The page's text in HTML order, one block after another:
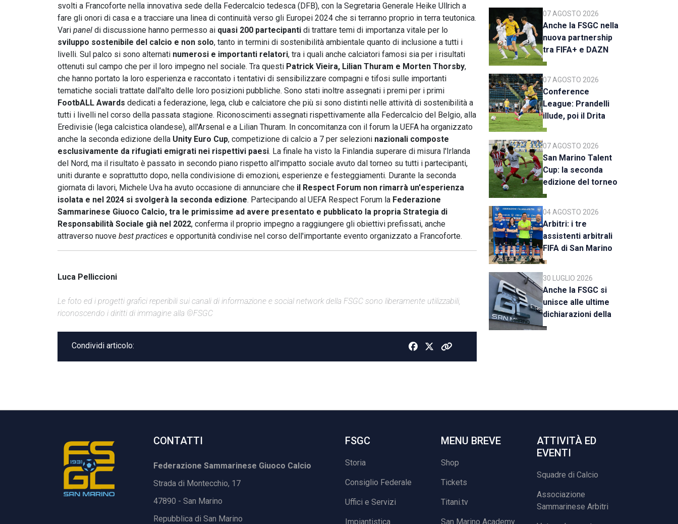
svolti a Francoforte nella innovativa sede della Federcalcio tedesca (DFB), con la Segretaria Generale Heike Ullrich a
fare gli onori di casa e a tracciare una linea di continuità verso gli Europei 2024 che si terranno proprio in terra teutonica.
Vari panel di discussione hanno permesso ai quasi 200 partecipanti di trattare temi di importanza vitale per lo
sviluppo sostenibile del calcio e non solo, tanto in termini di sostenibilità ambientale quanto di inclusione a tutti i
livelli. Sul palco si sono alternati numerosi e importanti relatori, tra i quali anche calciatori famosi sia per i risultati
ottenuti sul campo che per il loro impegno nel sociale. Tra questi Patrick Vieira, Lilian Thuram e Morten Thorsby,
che hanno portato la loro esperienza e raccontato i tentativi di sensibilizzare compagni e tifosi sulle importanti
tematiche sociali trattate dall'alto delle loro posizioni pubbliche. Sono stati inoltre assegnati i premi per i primi
FootbALL Awards dedicati a federazione, lega, club e calciatore che più si sono distinti nelle attività di sostenibilità a
tutti i livelli nel corso della passata stagione. Riconoscimenti assegnati rispettivamente alla Federcalcio del Belgio, alla
Eredivisie (lega calcistica olandese), all'Arsenal e a Lilian Thuram. In concomitanza con il forum la UEFA ha organizzato
anche la seconda edizione della Unity Euro Cup, competizione di calcio a 7 per selezioni nazionali composte
esclusivamente da rifugiati emigrati nei rispettivi paesi. La finale ha visto la Finlandia superare di misura l'Irlanda
del Nord, ma il risultato è passato in secondo piano rispetto all'impatto sociale avuto dal torneo su tutti i partecipanti,
uniti durante e soprattutto dopo, nella condivisione di emozioni, esperienze e festeggiamenti. Durante la seconda
giornata di lavori, Michele Uva ha avuto occasione di annunciare che il Respect Forum non rimarrà un'esperienza
isolata e nel 2024 si svolgerà la seconda edizione. Partecipando al UEFA Respect Forum la Federazione
Sammarinese Giuoco Calcio, tra le primissime ad avere presentato e pubblicato la propria Strategia di
Responsabilità Sociale già nel 2022, conferma il proprio impegno a raggiungere gli obiettivi prefissati, anche
attraverso nuove best practices e opportunità condivise nel corso dell'importante evento organizzato a Francoforte.
Luca Pelliccioni
Le foto ed i progetti grafici reperibili sui canali di informazione e social network della FSGC sono liberamente utilizzabili,
riconoscendo i diritti di immagine alla ©FSGC
Condividi articolo:
07 AGOSTO 2026
Anche la FSGC nella
nuova partnership
tra FIFA+ e DAZN
07 AGOSTO 2026
Conference
League: Prandelli
illude, poi il Drita
esce alla distanza
07 AGOSTO 2026
San Marino Talent
Cup: la seconda
edizione del torneo
al via il 18 agosto
04 AGOSTO 2026
Arbitri: i tre
assistenti arbitrali
FIFA di San Marino
al raduno della CAN
C
30 LUGLIO 2026
Anche la FSGC si
unisce alle ultime
dichiarazioni della
UEFA
CONTATTI
Federazione Sammarinese Giuoco Calcio
Strada di Montecchio, 17
47890 - San Marino
Repubblica di San Marino
FSGC
Storia
Consiglio Federale
Uffici e Servizi
Impiantistica
MENU BREVE
Shop
Tickets
Titani.tv
San Marino Academy
ATTIVITÀ ED
EVENTI
Squadre di Calcio
Associazione
Sammarinese Arbitri